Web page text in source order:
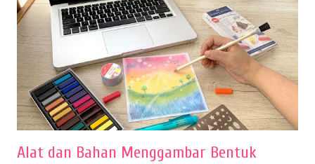
Alat dan Bahan Menggambar Bentuk